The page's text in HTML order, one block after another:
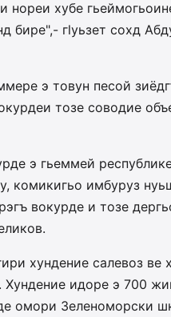
нореи хубе
бире",- гlуьзет сохд
э товун песой
тозе соводие
э гьеммей
комикигьо имбуруз
вокурде и тозе
хундение салевоз ве
Хундение идоре э 700
омори Зеленоморски